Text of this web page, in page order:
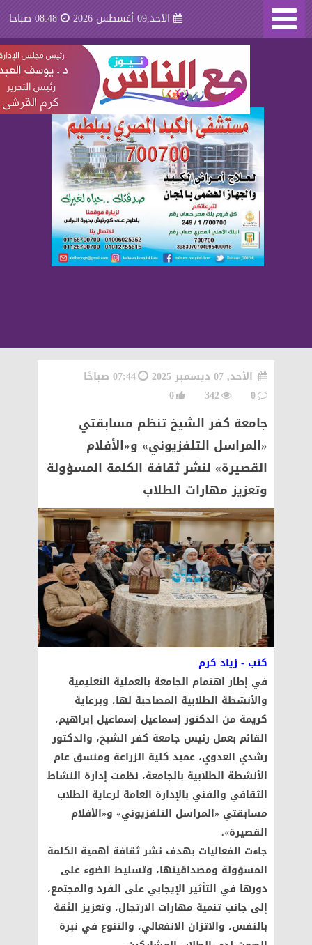
الأحد,09 أغسطس 2026 08:48 صباحا
الأحد, 07 ديسمبر 2025
07:44 صباحًا
0
342
0
جامعة كفر الشيخ تنظم مسابقتي
«المراسل التلفزيوني» و«الأفلام
القصيرة» لنشر ثقافة الكلمة المسؤولة
وتعزيز مهارات الطلاب
كتب - زياد كرم
في إطار اهتمام الجامعة بالعملية التعليمية
والأنشطة الطلابية المصاحبة لها، وبرعاية
كريمة من الدكتور إسماعيل إسماعيل إبراهيم،
القائم بعمل رئيس جامعة كفر الشيخ، والدكتور
رشدي العدوي، عميد كلية الزراعة ومنسق عام
الأنشطة الطلابية بالجامعة، نظمت إدارة النشاط
الثقافي والفني بالإدارة العامة لرعاية الطلاب
مسابقتي «المراسل التلفزيوني» و«الأفلام
القصيرة».
جاءت الفعاليات بهدف نشر ثقافة أهمية الكلمة
المسؤولة ومصداقيتها، وتسليط الضوء على
دورها في التأثير الإيجابي على الفرد والمجتمع،
إلى جانب تنمية مهارات الارتجال، وتعزيز الثقة
بالنفس، والاتزان الانفعالي، والتنوع في نبرة